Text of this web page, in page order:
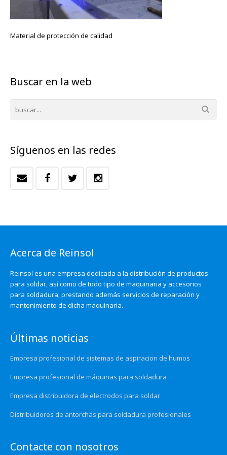
Material de protección de calidad
Buscar en la web
Síguenos en las redes
Acerca de Reinsol
Reinsol es una empresa dedicada a la distribución de productos
para soldar, así como de todo tipo de maquinaria y accesorios
para soldadura, prestando además servicios de reparación y
mantenimiento de dicha maquinaria.
Últimas noticias
Empresa profesional de sistemas de aspiracion de humos
Empresa profesional de máquinas para soldadura
Empresa distribuidora de electrodos para soldar
Distribuidores de antorchas para soldadura profesionales
Contacte con nosotros